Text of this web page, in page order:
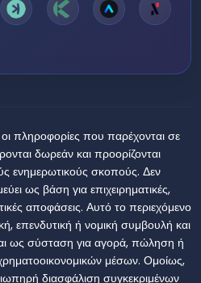
πληροφορίες που παρέχονται σε
δωρεάν και προορίζονται
ενημερωτικούς σκοπούς. Δεν
ως βάση για επιχειρηματικές,
αποφάσεις. Αυτό το περιεχόμενο
επενδυτική ή νομική συμβουλή και
ως σύσταση για αγορά, πώληση ή
μέσων. Ομοίως,
διασφάλιση συγκεκριμένων